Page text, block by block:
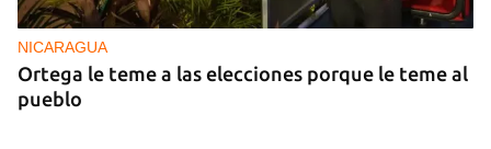
NICARAGUA
Ortega le teme a las elecciones porque le teme al
pueblo